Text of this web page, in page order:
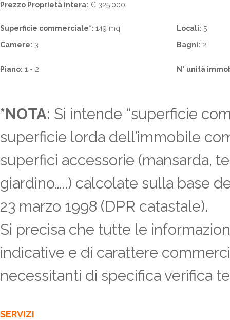
Prezzo Proprietà intera: € 325.000
Superficie commerciale*: 149 mq Locali: 5
Camere: 3 Bagni: 2
Piano: 1 - 2 N° unità
*NOTA: Si intende “superficie
superficie lorda dell’immobile
superfici accessorie (mansarda,
giardino…..) calcolate sulla base
23 marzo 1998 (DPR catastale).
Si precisa che tutte le
indicative e di carattere
necessitanti di specifica verifica
SERVIZI